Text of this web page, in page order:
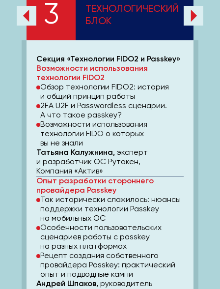
Секция «Технологии FIDO2 и Passkey»
Возможности использования
технологии FIDO2
Обзор технологии FIDO2: история
и общий принцип работы
2FA U2F и Passwordless сценарии.
А что такое passkey?
Возможности использования
технологии FIDO о которых
вы не знали
Татьяна Калужнина, эксперт
и разработчик ОС Рутокен,
Компания «Актив»
Опыт разработки стороннего
провайдера Passkey
Так исторически сложилось: нюансы
поддержки технологии Passkey
на мобильных ОС
Особенности пользовательских
сценариев работы с passkey
на разных платформах
Рецепт создания собственного
провайдера Passkey: практический
опыт и подводные камни
Андрей Шпаков, руководитель
3
ТЕХНОЛОГИЧЕСКИЙ
БЛОК